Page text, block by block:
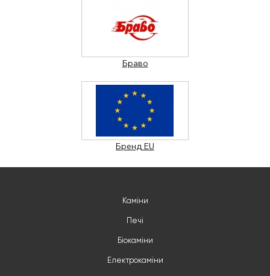
Браво
Бренд EU
Каміни
Печі
Біокаміни
Електрокаміни